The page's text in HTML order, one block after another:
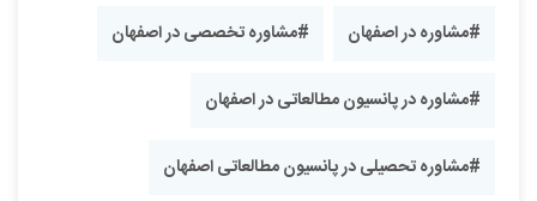
#مشاوره در اصفهان #مشاوره تخصصی در اصفهان
#مشاوره در پانسیون مطالعاتی در اصفهان
#مشاوره تحصیلی در پانسیون مطالعاتی اصفهان